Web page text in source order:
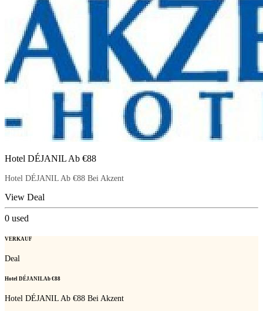
Hotel DÉJANIL Ab €88
Hotel DÉJANIL Ab €88 Bei Akzent
View Deal
0 used
VERKAUF
Deal
Hotel DÉJANIL Ab €88
Hotel DÉJANIL Ab €88 Bei Akzent